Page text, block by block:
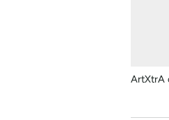
ArtXtrA